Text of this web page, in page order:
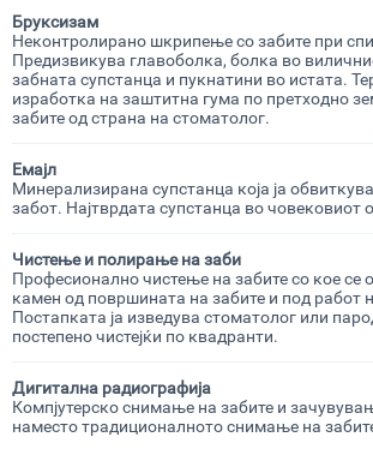
Бруксизам
Неконтролирано шкрипење со забите при
Предизвикува главоболка, болка во
забната супстанца и пукнатини во истата.
изработка на заштитна гума по претходно
забите од страна на стоматолог.
Емајл
Минерализирана супстанца која ја
забот. Најтврдата супстанца во човековиот
Чистење и полирање на заби
Професионално чистење на забите со кое се
камен од површината на забите и под работ
Постапката ја изведува стоматолог или
постепено чистејќи по квадранти.
Дигитална радиографија
Компјутерско снимање на забите и
наместо традиционалното снимање на